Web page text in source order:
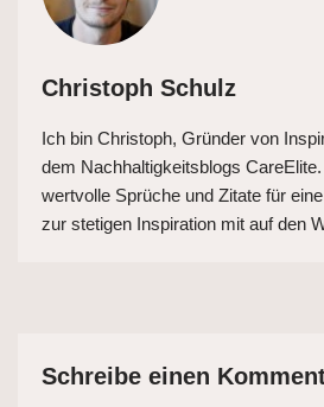
Christoph Schulz
Ich bin Christoph, Gründer von
dem Nachhaltigkeitsblogs
wertvolle Sprüche und Zitate für
zur stetigen Inspiration mit auf den
Schreibe einen